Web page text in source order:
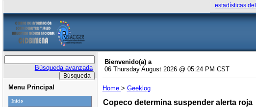
estadísticas
Búsqueda avanzada
Menu Principal
Inicio
Bienvenido(a) a
06 Thursday August 2026 @ 05:24 PM CST
Home > Geeklog
Copeco determina suspender alerta roja